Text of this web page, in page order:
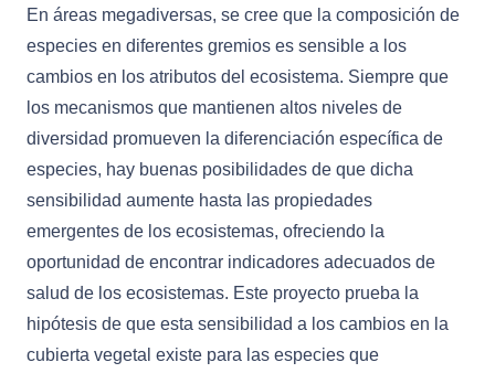
En áreas megadiversas, se cree que la composición de
especies en diferentes gremios es sensible a los
cambios en los atributos del ecosistema. Siempre que
los mecanismos que mantienen altos niveles de
diversidad promueven la diferenciación específica de
especies, hay buenas posibilidades de que dicha
sensibilidad aumente hasta las propiedades
emergentes de los ecosistemas, ofreciendo la
oportunidad de encontrar indicadores adecuados de
salud de los ecosistemas. Este proyecto prueba la
hipótesis de que esta sensibilidad a los cambios en la
cubierta vegetal existe para las especies que